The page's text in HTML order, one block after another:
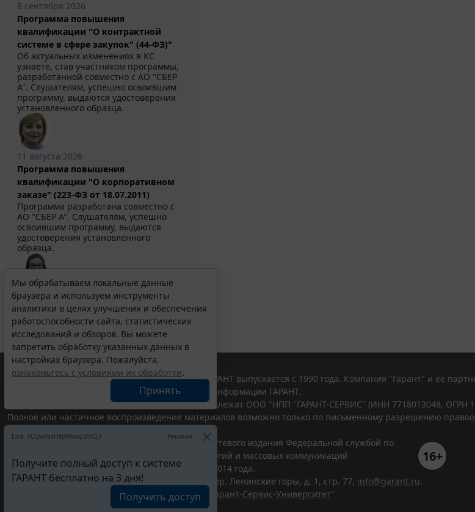
8 сентября 2026
Программа повышения
квалификации "О контрактной
системе в сфере закупок" (44-ФЗ)"
Об актуальных изменениях в КС
узнаете, став участником программы,
разработанной совместно с АО ''СБЕР
А". Слушателям, успешно освоившим
программу, выдаются удостоверения
установленного образца.
11 августа 2026
Программа повышения
квалификации "О корпоративном
заказе" (223-ФЗ от 18.07.2011)
Программа разработана совместно с
АО ''СБЕР А". Слушателям, успешно
освоившим программу, выдаются
удостоверения установленного
образца.
Выберите тему программы повышения квалификации
для юристов ...
Мы обрабатываем локальные данные
браузера и используем инструменты
аналитики в целях улучшения и обеспечения
работоспособности сайта, статистических
исследований и обзоров. Вы можете
запретить обработку указанных данных в
настройках браузера. Пожалуйста,
ознакомьтесь с условиями их обработки.
Принять
Erid: 4CQwVszH9pWwojUA9Q3 Реклама
Получите полный доступ к системе
ГАРАНТ бесплатно на 3 дня!
Получить доступ
© ООО "НПП "ГАРАНТ-СЕРВИС", 2026. Система ГАРАНТ выпускается с 1990 года. Компания "Гарант" и ее
участниками Российской ассоциации правовой информации ГАРАНТ.
Все права на материалы сайта ГАРАНТ.РУ принадлежат ООО "НПП "ГАРАНТ-СЕРВИС" (ИНН 7718013048, ОГРН
Полное или частичное воспроизведение материалов возможно только по письменному разрешению
Портал ГАРАНТ.РУ зарегистрирован в качестве сетевого издания Федеральной службой по
надзору в сфере связи,информационных технологий и массовых коммуникаций
(Роскомнадзором), Эл № ФС77-58365 от 18 июня 2014 года.
16+
ООО "НПП "ГАРАНТ-СЕРВИС", 119234, г. Москва, тер. Ленинские горы, д. 1, стр. 77, info@garant.ru.
Разработчик ЭПС Система ГАРАНТ – ООО "НПП "
Гарант-Сервис-Университет"